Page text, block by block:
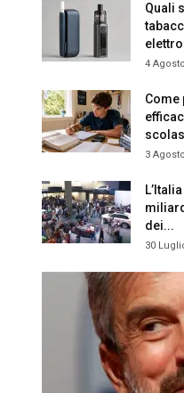
Quali
4
Come
3
dei...
30